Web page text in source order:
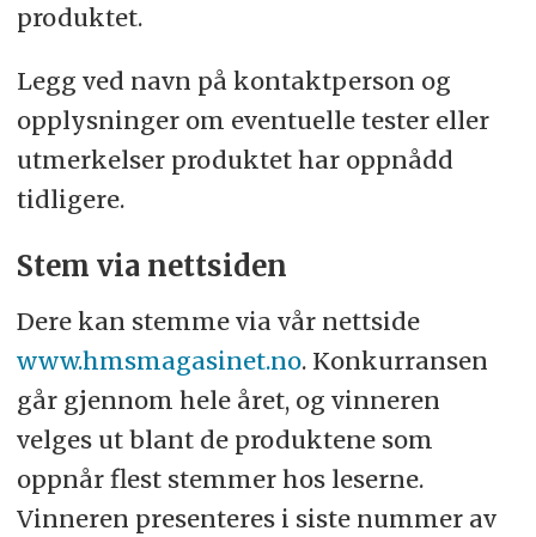
produktet.
Legg ved navn på kontaktperson og
opplysninger om eventuelle tester eller
utmerkelser produktet har oppnådd
tidligere.
Stem via nettsiden
Dere kan stemme via vår nettside
www.hmsmagasinet.no. Konkurransen
går gjennom hele året, og vinneren
velges ut blant de produktene som
oppnår flest stemmer hos leserne.
Vinneren presenteres i siste nummer av